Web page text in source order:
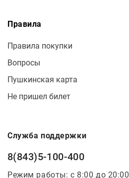
Правила
Правила покупки
Вопросы
Пушкинская карта
Не пришел билет
Служба поддержки
8(843)5-100-400
Режим работы: с 8:00 до 20:00